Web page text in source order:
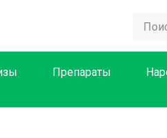
Препараты